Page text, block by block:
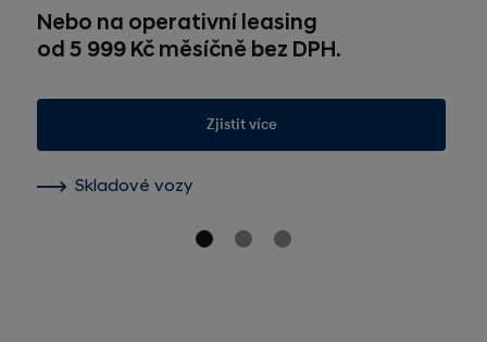
Nebo na operativní leasing
od 5 999 Kč měsíčně bez DPH.
Zjistit více
Skladové vozy